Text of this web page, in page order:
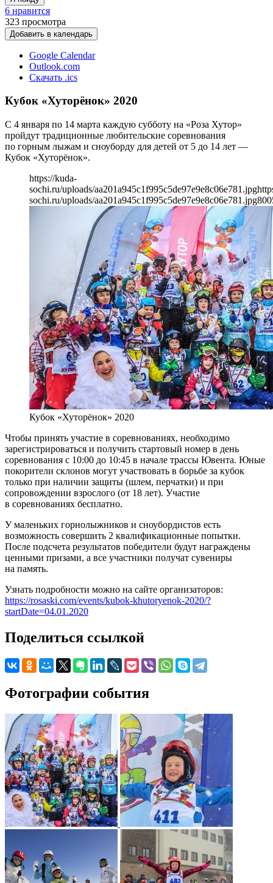
6 нравится
323 просмотра
Добавить в календарь
Google Calendar
Outlook.com
Скачать .ics
Кубок «Хуторёнок» 2020
С 4 января по 14 марта каждую субботу на «Роза Хутор»
пройдут традиционные любительские соревнования
по горным лыжам и сноуборду для детей от 5 до 14 лет —
Кубок «Хуторёнок».
https://kuda-
sochi.ru/uploads/aa201a945c1f995c5de97e9e8c06e781.jpg
sochi.ru/uploads/aa201a945c1f995c5de97e9e8c06e781.jpg800
Кубок «Хуторёнок» 2020
Чтобы принять участие в соревнованиях, необходимо
зарегистрироваться и получить стартовый номер в день
соревнования с 10:00 до 10:45 в начале трассы Ювента. Юные
покорители склонов могут участвовать в борьбе за кубок
только при наличии защиты (шлем, перчатки) и при
сопровождении взрослого (от 18 лет). Участие
в соревнованиях бесплатно.
У маленьких горнолыжников и сноубордистов есть
возможность совершить 2 квалификационные попытки.
После подсчета результатов победители будут награждены
ценными призами, а все участники получат сувениры
на память.
Узнать подробности можно на сайте организаторов:
https://rosaski.com/events/kubok-khutoryenok-2020/?
startDate=04.01.2020
Поделиться ссылкой
Фотографии события